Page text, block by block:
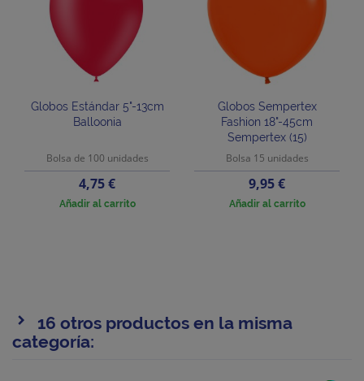
Globos Estándar 5"-13cm
Balloonia
Bolsa de 100 unidades
Precio
4,75 €
Añadir al carrito
Globos Sempertex
Fashion 18"-45cm
Sempertex (15)
Bolsa 15 unidades
Precio
9,95 €
Añadir al carrito
16 otros productos en la misma
categoría: